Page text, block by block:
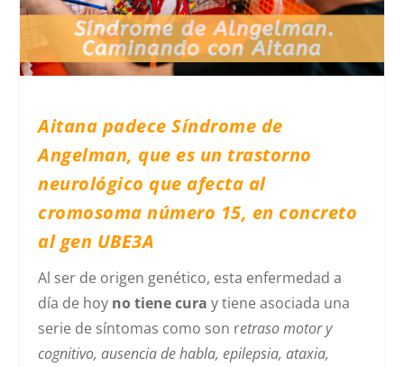
Aitana padece Síndrome de
Angelman, que es un trastorno
neurológico que afecta al
cromosoma número 15, en concreto
al gen UBE3A
Al ser de origen genético, esta enfermedad a
día de hoy no tiene cura y tiene asociada una
serie de síntomas como son retraso motor y
cognitivo, ausencia de habla, epilepsia, ataxia,